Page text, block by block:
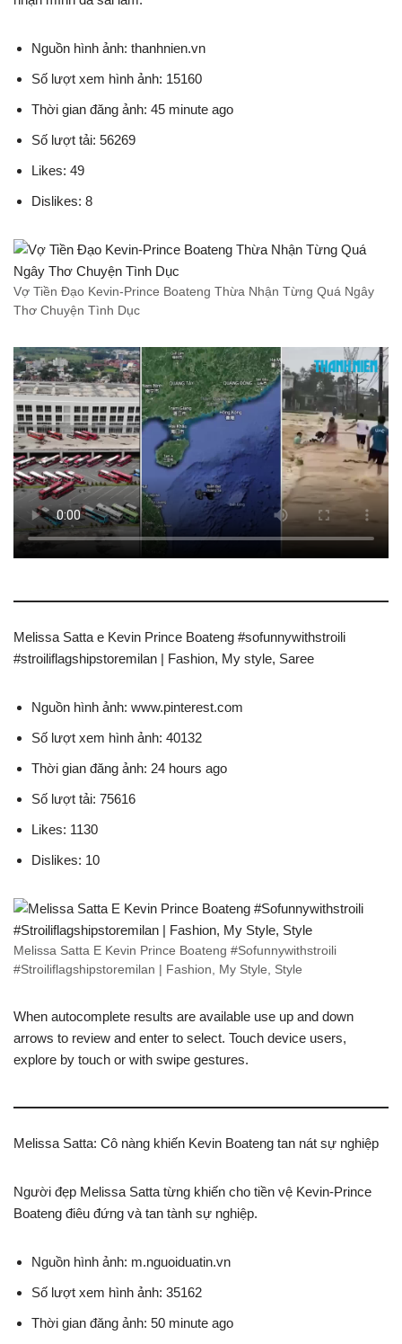
Nguồn hình ảnh: thanhnien.vn
Số lượt xem hình ảnh: 15160
Thời gian đăng ảnh: 45 minute ago
Số lượt tải: 56269
Likes: 49
Dislikes: 8
Vợ Tiền Đạo Kevin-Prince Boateng Thừa Nhận Từng Quá Ngây
Thơ Chuyện Tình Dục
Melissa Satta e Kevin Prince Boateng #sofunnywithstroili
#stroiliflagshipstoremilan | Fashion, My style, Saree
Nguồn hình ảnh: www.pinterest.com
Số lượt xem hình ảnh: 40132
Thời gian đăng ảnh: 24 hours ago
Số lượt tải: 75616
Likes: 1130
Dislikes: 10
Melissa Satta E Kevin Prince Boateng #Sofunnywithstroili
#Stroiliflagshipstoremilan | Fashion, My Style, Style
When autocomplete results are available use up and down
arrows to review and enter to select. Touch device users,
explore by touch or with swipe gestures.
Melissa Satta: Cô nàng khiến Kevin Boateng tan nát sự nghiệp
Người đẹp Melissa Satta từng khiến cho tiền vệ Kevin-Prince
Boateng điêu đứng và tan tành sự nghiệp.
Nguồn hình ảnh: m.nguoiduatin.vn
Số lượt xem hình ảnh: 35162
Thời gian đăng ảnh: 50 minute ago